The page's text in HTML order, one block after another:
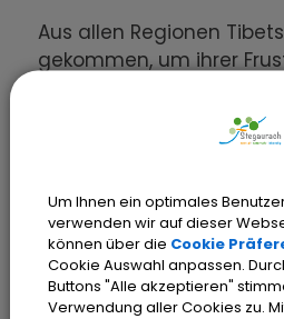
Aus allen Regionen
gekommen, um ihrer
Ausdruck zu verleihen.
Abzug der chinesischen
durch Lhasa und
Unabhängigkeit Tibets.
Dalai Lama die
die Proteste
Sicherheit fürchtete,
Um Ihnen ein optimales
verwenden wir auf dieser
können über die Cookie
Cookie Auswahl anpassen.
Buttons "Alle akzeptieren"
Verwendung aller Cookies zu.